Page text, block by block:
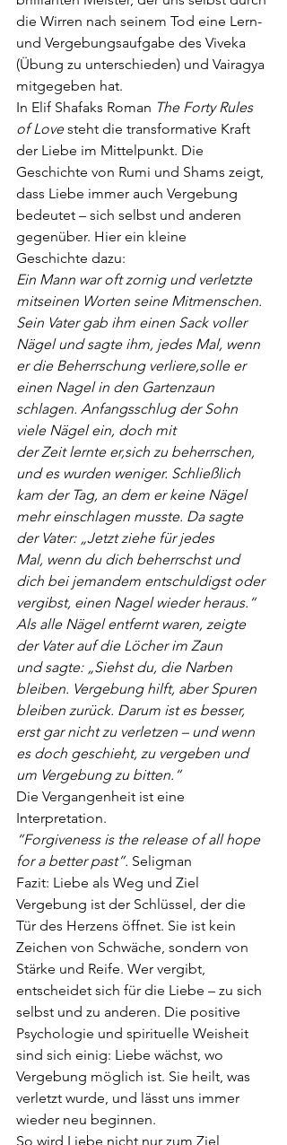
die Wirren nach seinem Tod eine Lern-
und Vergebungsaufgabe des Viveka
(Übung zu unterschieden) und Vairagya
mitgegeben hat.
In Elif Shafaks Roman The Forty Rules
of Love steht die transformative Kraft
der Liebe im Mittelpunkt. Die
Geschichte von Rumi und Shams zeigt,
dass Liebe immer auch Vergebung
bedeutet – sich selbst und anderen
gegenüber. Hier ein kleine
Geschichte dazu:
Ein Mann war oft zornig und verletzte
mitseinen Worten seine Mitmenschen.
Sein Vater gab ihm einen Sack voller
Nägel und sagte ihm, jedes Mal, wenn
er die Beherrschung verliere,solle er
einen Nagel in den Gartenzaun
schlagen. Anfangsschlug der Sohn
viele Nägel ein, doch mit
der Zeit lernte er,sich zu beherrschen,
und es wurden weniger. Schließlich
kam der Tag, an dem er keine Nägel
mehr einschlagen musste. Da sagte
der Vater: „Jetzt ziehe für jedes
Mal, wenn du dich beherrschst und
dich bei jemandem entschuldigst oder
vergibst, einen Nagel wieder heraus.“
Als alle Nägel entfernt waren, zeigte
der Vater auf die Löcher im Zaun
und sagte: „Siehst du, die Narben
bleiben. Vergebung hilft, aber Spuren
bleiben zurück. Darum ist es besser,
erst gar nicht zu verletzen – und wenn
es doch geschieht, zu vergeben und
um Vergebung zu bitten.“
Die Vergangenheit ist eine
Interpretation.
“Forgiveness is the release of all hope
for a better past”. Seligman
Fazit: Liebe als Weg und Ziel
Vergebung ist der Schlüssel, der die
Tür des Herzens öffnet. Sie ist kein
Zeichen von Schwäche, sondern von
Stärke und Reife. Wer vergibt,
entscheidet sich für die Liebe – zu sich
selbst und zu anderen. Die positive
Psychologie und spirituelle Weisheit
sind sich einig: Liebe wächst, wo
Vergebung möglich ist. Sie heilt, was
verletzt wurde, und lässt uns immer
wieder neu beginnen.
So wird Liebe nicht nur zum Ziel,